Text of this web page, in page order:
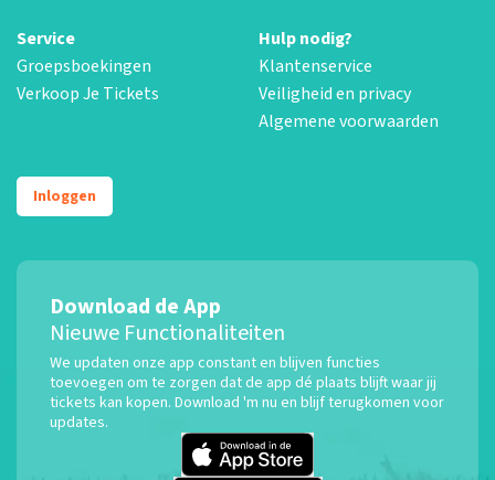
Service
Groepsboekingen
Verkoop Je Tickets
Hulp nodig?
Klantenservice
Veiligheid en privacy
Algemene voorwaarden
Inloggen
Download de App
Nieuwe Functionaliteiten
We updaten onze app constant en blijven functies
toevoegen om te zorgen dat de app dé plaats blijft waar jij
tickets kan kopen. Download 'm nu en blijf terugkomen voor
updates.